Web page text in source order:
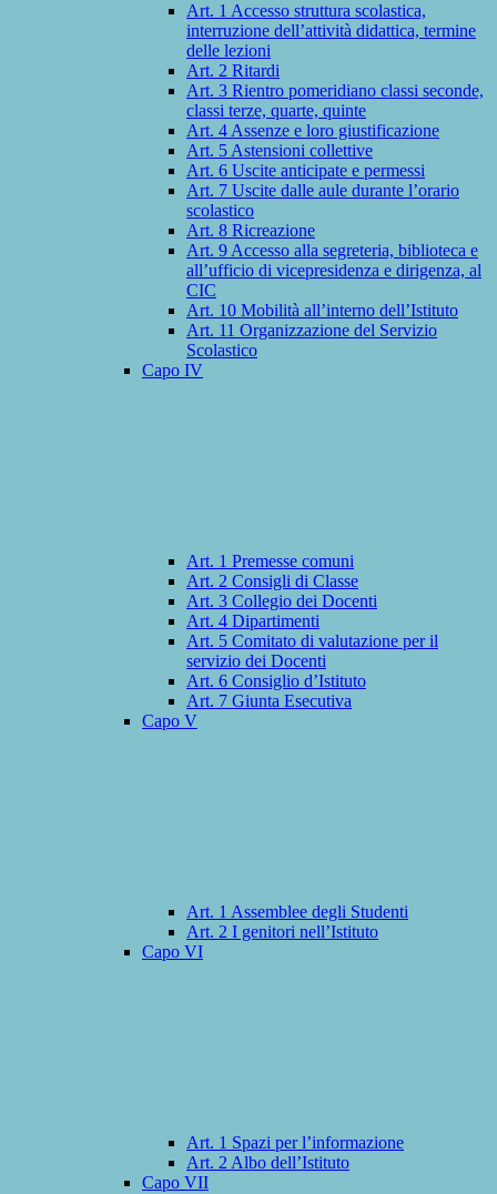
Art. 1 Accesso struttura scolastica,
interruzione dell’attività didattica, termine
delle lezioni
Art. 2 Ritardi
Art. 3 Rientro pomeridiano classi seconde,
classi terze, quarte, quinte
Art. 4 Assenze e loro giustificazione
Art. 5 Astensioni collettive
Art. 6 Uscite anticipate e permessi
Art. 7 Uscite dalle aule durante l’orario
scolastico
Art. 8 Ricreazione
Art. 9 Accesso alla segreteria, biblioteca e
all’ufficio di vicepresidenza e dirigenza, al
CIC
Art. 10 Mobilità all’interno dell’Istituto
Art. 11 Organizzazione del Servizio
Scolastico
Capo IV
Art. 1 Premesse comuni
Art. 2 Consigli di Classe
Art. 3 Collegio dei Docenti
Art. 4 Dipartimenti
Art. 5 Comitato di valutazione per il
servizio dei Docenti
Art. 6 Consiglio d’Istituto
Art. 7 Giunta Esecutiva
Capo V
Art. 1 Assemblee degli Studenti
Art. 2 I genitori nell’Istituto
Capo VI
Art. 1 Spazi per l’informazione
Art. 2 Albo dell’Istituto
Capo VII